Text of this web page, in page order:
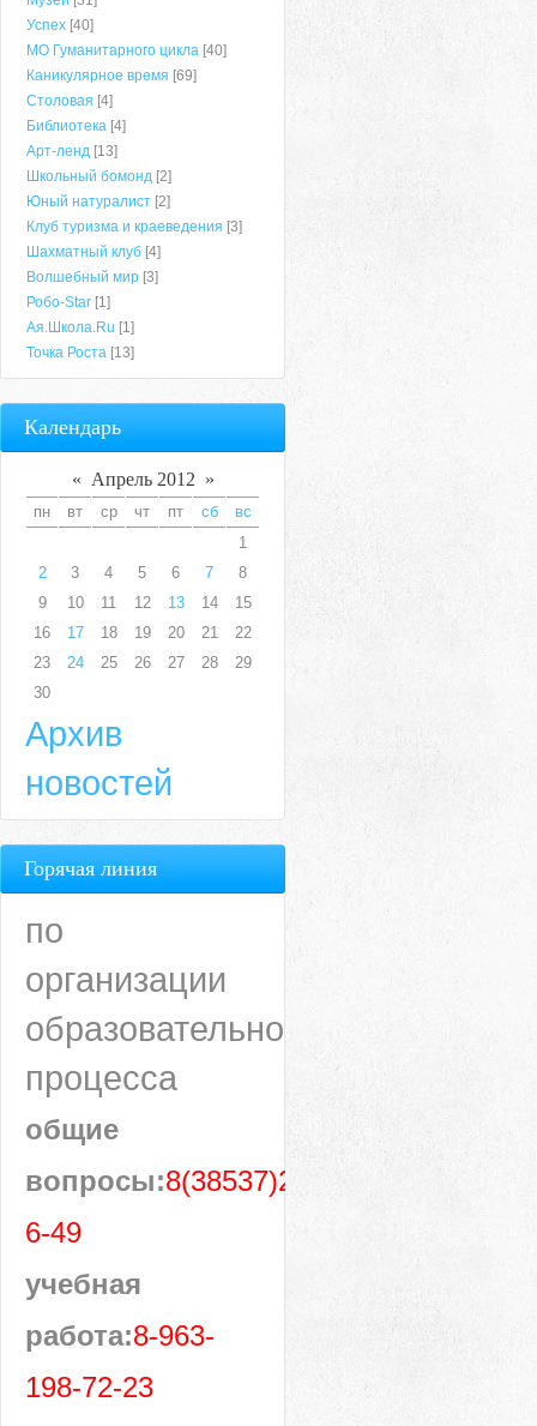
Успех [40]
МО Гуманитарного цикла [40]
Каникулярное время [69]
Столовая [4]
Библиотека [4]
Арт-ленд [13]
Школьный бомонд [2]
Юный натуралист [2]
Клуб туризма и краеведения [3]
Шахматный клуб [4]
Волшебный мир [3]
Робо-Star [1]
Ая.Школа.Ru [1]
Точка Роста [13]
Календарь
« Апрель 2012 »
пн вт ср чт пт сб
вс
1
2
3 4 5 6 7
8
9
10 11 12 13 14
15
16
17 18 19 20 21
22
23
24 25 26 27 28
29
30
Архив
новостей
Горячая линия
по
организации
образовательного
процесса
общие
вопросы:8(38537)28-
6-49
учебная
работа:8-963-
198-72-23